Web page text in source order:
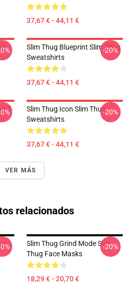
37,67 € - 44,11 €
Slim Thug Blueprint Slim Thug
Sweatshirts
37,67 € - 44,11 €
-20%
T-
Slim Thug Icon Slim Thug
Sweatshirts
37,67 € - 44,11 €
-20%
VER MÁS
relacionados
Slim Thug Grind Mode Slim
Thug Face Masks
18,29 € - 20,70 €
-20%